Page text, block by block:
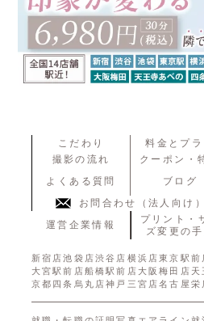
こだわり 料金とプラ
撮影の流れ
クーポン・
よくある質問
ブログ
お問合わせ（法人向け）
運営企業情報
プリント・
ズ変更の
新宿店池袋店渋谷店 横浜店東京駅前
大宮駅前店船橋駅前店大阪梅田店 天
京都四条烏丸店神戸三宮店名古屋栄